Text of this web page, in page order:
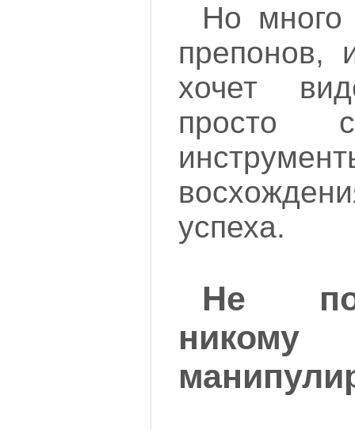
Но много
препонов,
хочет
просто
успеха.
Не